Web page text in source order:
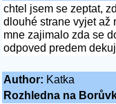
chtel jsem se zeptat,
dlouhé strane vyjet až
mne zajimalo zda se
odpoved predem
Author: Katka
Rozhledna na